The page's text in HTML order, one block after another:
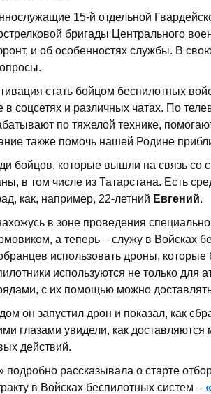
15-й отдельной
бригады Центрального
и об особенностях службы. В
стать бойцом беспилотных
в соцсетях и различных чатах. По
по тяжелой технике,
также помочь нашей Родине
бойцов, которые вышли на связь со
в том числе из Татарстана. Есть
как, например, 22-летний Евгений.
в зоне проведения
а теперь – служу в Войсках
использовать дроны, которые
используются не только для
с их помощью можно
он запустил дрон и показал, как
глазами увидели, как
действий.
подробно рассказывала о старте
в Войсках беспилотных систем –